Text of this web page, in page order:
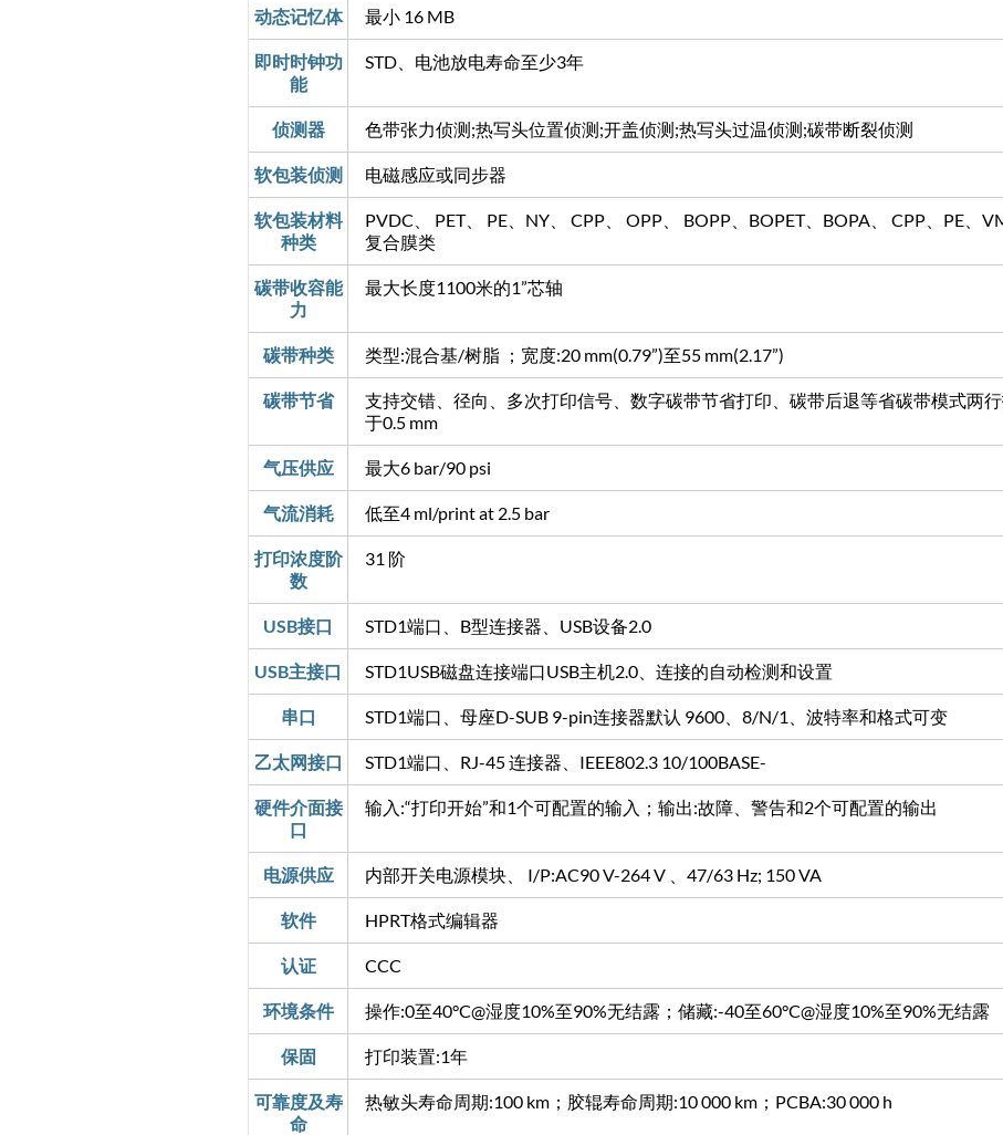
动态记忆体 最小 16 MB
即时时钟功
能
STD、电池放电寿命至少3年
侦测器 色带张力侦测;热写头位置侦测;开盖侦测;热写头过温侦测;碳带断裂侦测
软包装侦测 电磁感应或同步器
软包装材料
种类
PVDC、 PET、 PE、NY、 CPP、 OPP、 BOPP、BOPET、BOPA、 CPP、PE、
复合膜类
碳带收容能
力
最大长度1100米的1”芯轴
碳带种类 类型:混合基/树脂 ；宽度:20 mm(0.79”)至55 mm(2.17”)
碳带节省
支持交错、径向、多次打印信号、数字碳带节省打印、碳带后退等省碳带模式两
于0.5 mm
气压供应 最大6 bar/90 psi
气流消耗 低至4 ml/print at 2.5 bar
打印浓度阶
数
31 阶
USB接口 STD1端口、B型连接器、USB设备2.0
USB主接口 STD1USB磁盘连接端口USB主机2.0、连接的自动检测和设置
串口 STD1端口、母座D-SUB 9-pin连接器默认 9600、8/N/1、波特率和格式可变
乙太网接口 STD1端口、RJ-45 连接器、IEEE802.3 10/100BASE-
硬件介面接
口
输入:“打印开始”和1个可配置的输入；输出:故障、警告和2个可配置的输出
电源供应 内部开关电源模块、 I/P:AC90 V-264 V 、47/63 Hz; 150 VA
软件 HPRT格式编辑器
认证 CCC
环境条件 操作:0至40°C@湿度10%至90%无结露；储藏:-40至60°C@湿度10%至90%无结露
保固 打印装置:1年
可靠度及寿
命
热敏头寿命周期:100 km；胶辊寿命周期:10 000 km；PCBA:30 000 h